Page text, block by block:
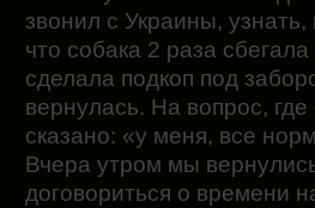
звонил с Украины,
что собака 2 раза
сделала подкоп под
вернулась. На вопрос,
сказано: «у меня, все
Вчера утром мы
договориться о времени